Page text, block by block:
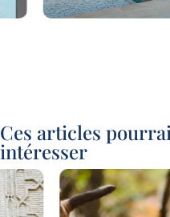
Ces articles
intéresser